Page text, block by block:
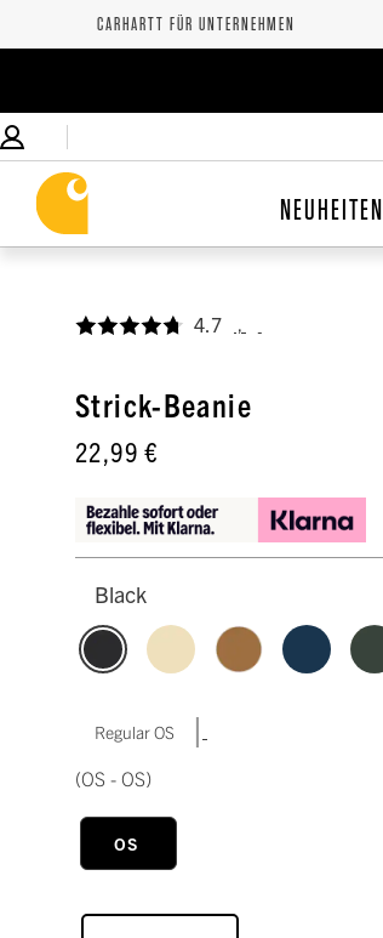
CARHARTT FÜR UNTERNEHMEN
NEUHEITEN
4.7
Strick-Beanie
22,99 €
Black
Regular OS |
(OS - OS)
OS